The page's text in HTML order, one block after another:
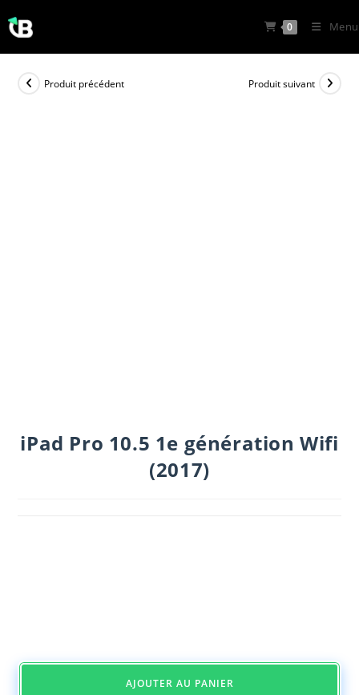
to
0 Menu
Produit précédent Produit suivant
iPad Pro 10.5 1e génération Wifi
(2017)
AJOUTER AU PANIER